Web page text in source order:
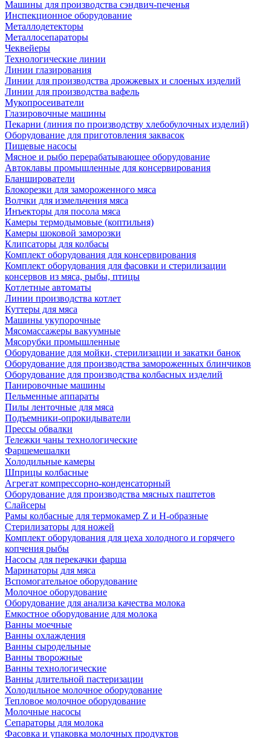
Машины для производства сэндвич-печенья
Инспекционное оборудование
Металлодетекторы
Металлосепараторы
Чеквейеры
Технологические линии
Линии глазирования
Линии для производства дрожжевых и слоеных изделий
Линии для производства вафель
Мукопросеиватели
Глазировочные машины
Пекарни (линия по производству хлебобулочных изделий)
Оборудование для приготовления заквасок
Пищевые насосы
Мясное и рыбо перерабатывающее оборудование
Автоклавы промышленные для консервирования
Бланширователи
Блокорезки для замороженного мяса
Волчки для измельчения мяса
Инъекторы для посола мяса
Камеры термодымовые (коптильня)
Камеры шоковой заморозки
Клипсаторы для колбасы
Комплект оборудования для консервирования
Комплект оборудования для фасовки и стерилизации
консервов из мяса, рыбы, птицы
Котлетные автоматы
Линии производства котлет
Куттеры для мяса
Машины укупорочные
Мясомассажеры вакуумные
Мясорубки промышленные
Оборудование для мойки, стерилизации и закатки банок
Оборудование для производства замороженных блинчиков
Оборудование для производства колбасных изделий
Панировочные машины
Пельменные аппараты
Пилы ленточные для мяса
Подъемники-опрокидыватели
Прессы обвалки
Тележки чаны технологические
Фаршемешалки
Холодильные камеры
Шприцы колбасные
Агрегат компрессорно-конденсаторный
Оборудование для производства мясных паштетов
Слайсеры
Рамы колбасные для термокамер Z и H-образные
Стерилизаторы для ножей
Комплект оборудования для цеха холодного и горячего
копчения рыбы
Насосы для перекачки фарша
Маринаторы для мяса
Вспомогательное оборудование
Молочное оборудование
Оборудование для анализа качества молока
Емкостное оборудование для молока
Ванны моечные
Ванны охлаждения
Ванны сыродельные
Ванны творожные
Ванны технологические
Ванны длительной пастеризации
Холодильное молочное оборудование
Тепловое молочное оборудование
Молочные насосы
Сепараторы для молока
Фасовка и упаковка молочных продуктов